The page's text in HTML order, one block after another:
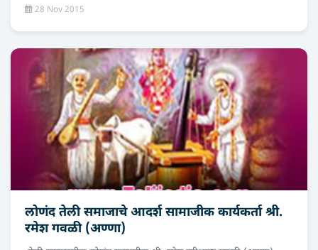
28 Nov 2015
लोणंद तेली समाजाचे आदर्श सामाजीक कार्यकर्ता श्री.
रमेश गवळी (अण्णा)